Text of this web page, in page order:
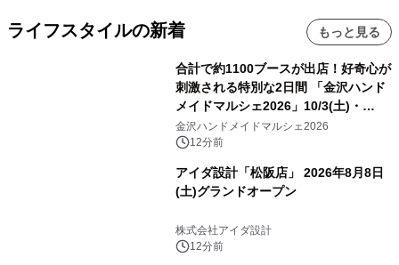
ライフスタイルの新着 もっと見る
合計で約1100ブースが出店！好奇心が
刺激される特別な2日間 「金沢ハンド
メイドマルシェ2026」10/3(土)・
10/4(日)開催
金沢ハンドメイドマルシェ2026
12分前
アイダ設計「松阪店」 2026年8月8日
(土)グランドオープン
株式会社アイダ設計
12分前